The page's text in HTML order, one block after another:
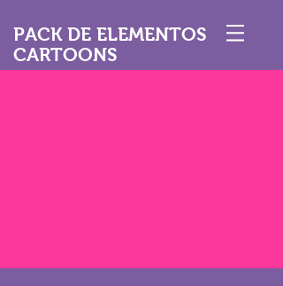
PACK DE ELEMENTOS
CARTOONS